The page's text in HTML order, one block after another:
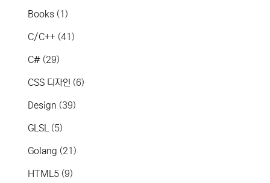
Books (1)
C/C++ (41)
C# (29)
CSS 디자인 (6)
Design (39)
GLSL (5)
Golang (21)
HTML5 (9)